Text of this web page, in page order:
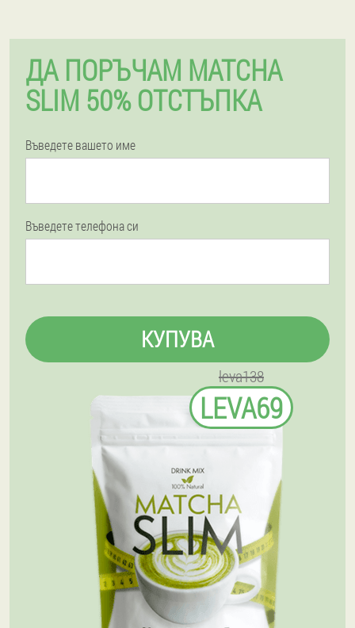
ДА ПОРЪЧАМ MATCHA
SLIM 50% ОТСТЪПКА
Въведете вашето име
Въведете телефона си
КУПУВА
leva138
LEVA69